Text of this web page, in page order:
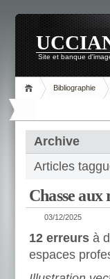
Site et banque
Bibliographie
Archive
Articles
Chasse aux
03/12/2025
12 erreurs à
espaces